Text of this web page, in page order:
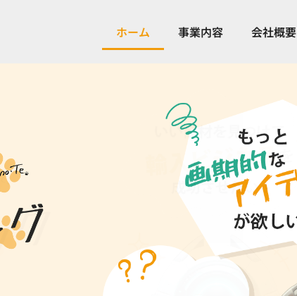
ホーム 事業内容 会社概要